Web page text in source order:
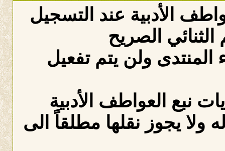
الأدبية عند التسجيل
الصريح
ولن يتم تفعيل
نبع العواطف الأدبية
ولا يجوز نقلها مطلقاً الى